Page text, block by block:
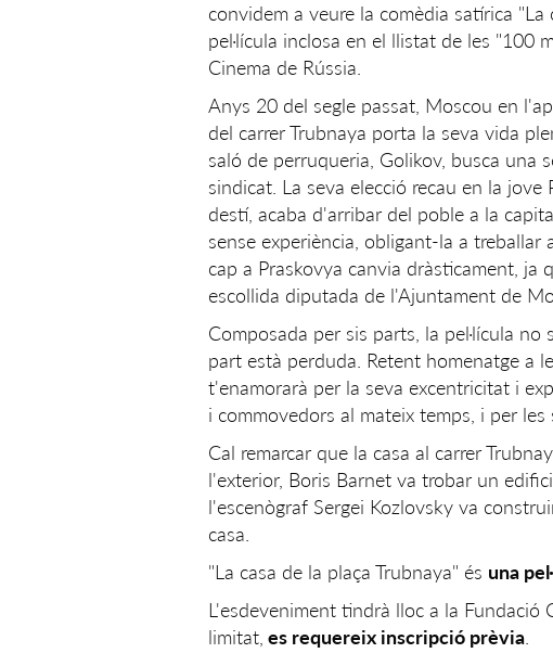
convidem a veure la comèdia satírica "La
pel·lícula inclosa en el llistat de les "100
Cinema de Rússia.
Anys 20 del segle passat, Moscou en
del carrer Trubnaya porta la seva vida
saló de perruqueria, Golikov, busca una
sindicat. La seva elecció recau en la
destí, acaba d'arribar del poble a la
sense experiència, obligant-la a
cap a Praskovya canvia dràsticament, ja
escollida diputada de l'Ajuntament de
Composada per sis parts, la pel·lícula
part està perduda. Retent homenatge a
t'enamorarà per la seva excentricitat i
i commovedors al mateix temps, i per les
Cal remarcar que la casa al carrer
l'exterior, Boris Barnet va trobar un
l'escenògraf Sergei Kozlovsky va
casa.
"La casa de la plaça Trubnaya" és una
L'esdeveniment tindrà lloc a la Fundació
limitat, es requereix inscripció prèvia